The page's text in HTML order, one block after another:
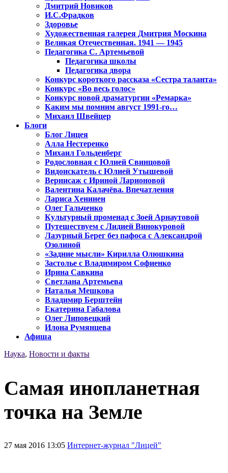
Дмитрий Новиков
И.С.Фрадков
Здоровье
Художественная галерея Дмитрия Москина
Великая Отечественная. 1941 — 1945
Педагогика С. Артемьевой
Педагогика школы
Педагогика двора
Конкурс короткого рассказа «Сестра таланта»
Конкурс «Во весь голос»
Конкурс новой драматургии «Ремарка»
Каким мы помним август 1991-го…
Михаил Швейцер
Блоги
Блог Лицея
Алла Нестеренко
Михаил Гольденберг
Родословная с Юлией Свинцовой
Видоискатель с Юлией Утышевой
Вернисаж с Ириной Ларионовой
Валентина Калачёва. Впечатления
Лариса Хенинен
Олег Гальченко
Культурный променад с Зоей Арнаутовой
Путешествуем с Лидией Винокуровой
Лазурный Берег без пафоса с Александрой
Озолиной
«Задние мысли» Кирилла Олюшкина
Застолье с Владимиром Софиенко
Ирина Савкина
Светлана Артемьева
Наталья Мешкова
Владимир Берштейн
Екатерина Габалова
Олег Липовецкий
Илона Румянцева
Афиша
Наука, Новости и факты
Самая инопланетная
точка на Земле
27 мая 2016 13:05 Интернет-журнал "Лицей"